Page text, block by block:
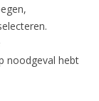
noodgeval hebt